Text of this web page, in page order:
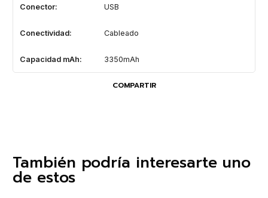
Conector: USB
Conectividad: Cableado
Capacidad mAh: 3350mAh
COMPARTIR
También podría interesarte uno
de estos